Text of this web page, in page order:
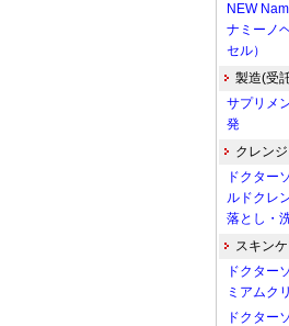
NEW
ナミーノ
セル）
製造(受
サプリメ
発
クレン
ドクタ
ルドクレ
落とし・
スキン
ドクタ
ミアムク
ドクタ